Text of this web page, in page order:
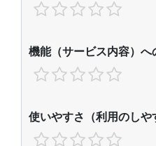
機能（サービス内容）へ
使いやすさ（利用のしや